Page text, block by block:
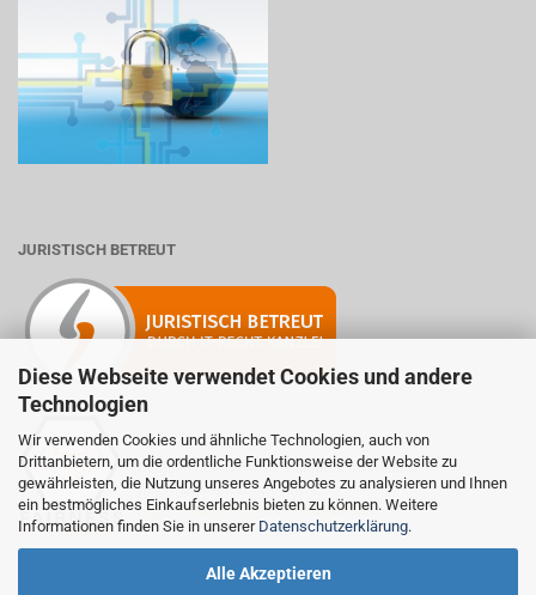
Diese Webseite verwendet Cookies und andere
Technologien
Wir verwenden Cookies und ähnliche Technologien, auch von
Drittanbietern, um die ordentliche Funktionsweise der Website zu
gewährleisten, die Nutzung unseres Angebotes zu analysieren und Ihnen
ein bestmögliches Einkaufserlebnis bieten zu können. Weitere
Informationen finden Sie in unserer Datenschutzerklärung.
Alle Akzeptieren
JURISTISCH BETREUT
Mitglied der Initiative "Fairness im Handel".
Informationen zur Initiative:
https://www.fairness-im-handel.de